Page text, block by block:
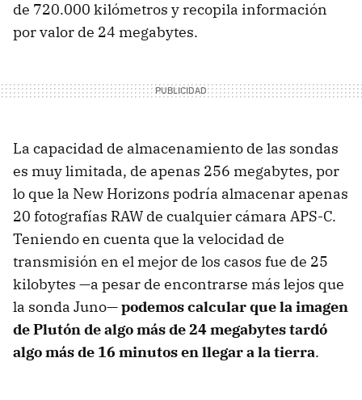
de 720.000 kilómetros y recopila información
por valor de 24 megabytes.
La capacidad de almacenamiento de las sondas
es muy limitada, de apenas 256 megabytes, por
lo que la New Horizons podría almacenar apenas
20 fotografías RAW de cualquier cámara APS-C.
Teniendo en cuenta que la velocidad de
transmisión en el mejor de los casos fue de 25
kilobytes —a pesar de encontrarse más lejos que
la sonda Juno—podemos calcular que la imagen
de Plutón de algo más de 24 megabytes tardó
algo más de 16 minutos en llegar a la tierra.